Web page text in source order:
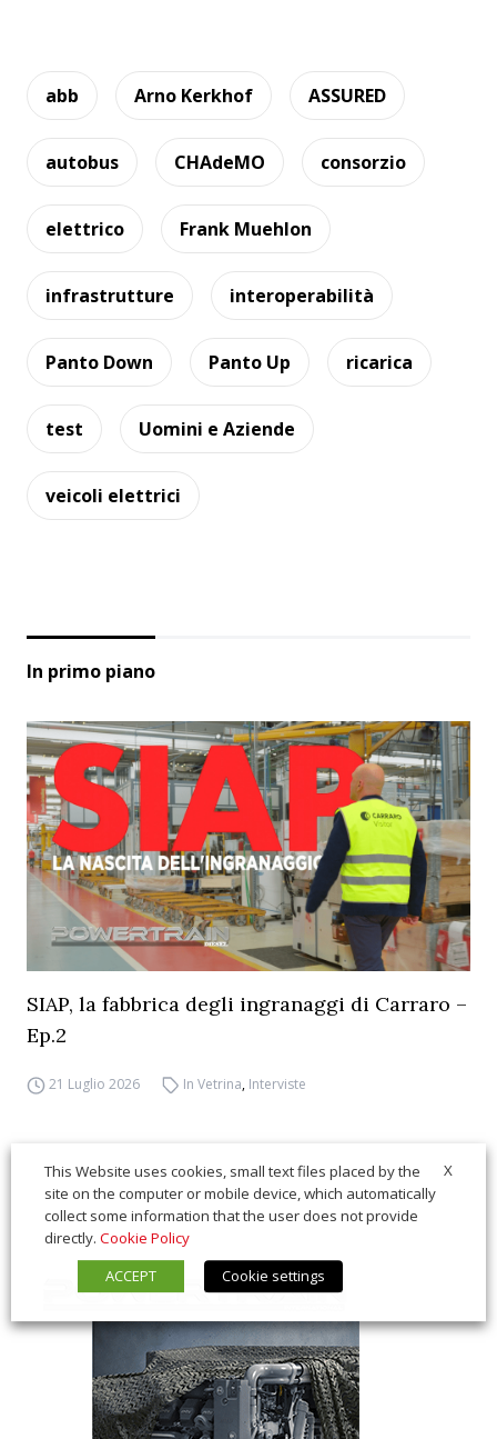
abb Arno Kerkhof ASSURED
autobus CHAdeMO consorzio
elettrico Frank Muehlon
infrastrutture interoperabilità
Panto Down Panto Up ricarica
test Uomini e Aziende
veicoli elettrici
In primo piano
SIAP, la fabbrica degli ingranaggi di Carraro –
Ep.2
21 Luglio 2026 In Vetrina, Interviste
X
This Website uses cookies, small text files placed by the
site on the computer or mobile device, which automatically
collect some information that the user does not provide
directly. Cookie Policy
ACCEPT
Cookie settings